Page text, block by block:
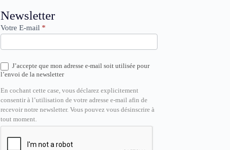
Newsletter
Newsletter
Votre E-mail *
J’accepte que mon adresse e-mail soit utilisée pour
l’envoi de la newsletter
En cochant cette case, vous déclarez explicitement
consentir à l’utilisation de votre adresse e-mail afin de
recevoir notre newsletter. Vous pouvez vous désinscrire à
tout moment.